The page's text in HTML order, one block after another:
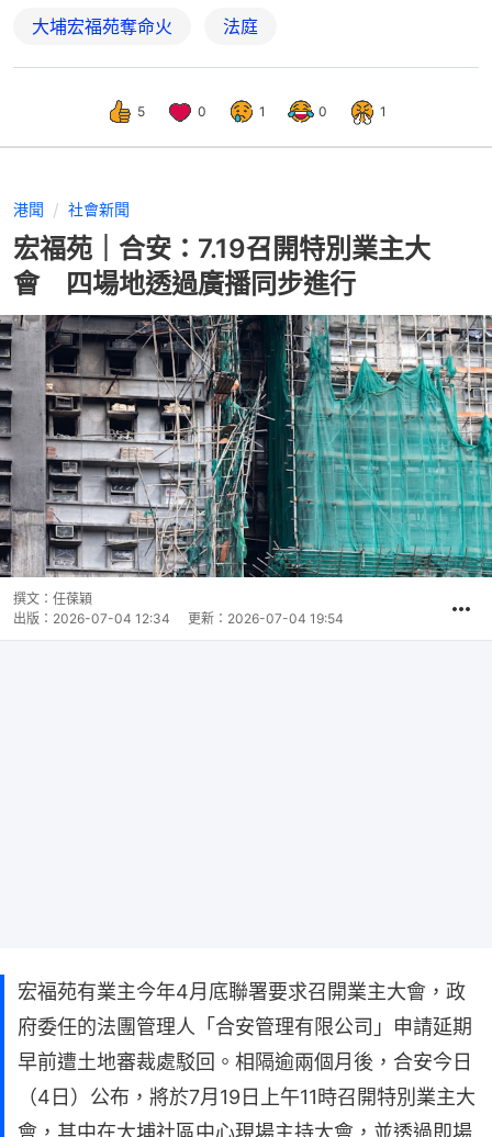
大埔宏福苑奪命火 法庭
5 0 1 0 1
港聞 社會新聞
宏福苑｜合安：7.19召開特別業主大
會 四場地透過廣播同步進行
撰文： 任葆穎
出版： 2026-07-04 12:34 更新： 2026-07-04 19:54
宏福苑有業主今年4月底聯署要求召開業主大會，政
府委任的法團管理人「合安管理有限公司」申請延期
早前遭土地審裁處駁回。相隔逾兩個月後，合安今日
（4日）公布，將於7月19日上午11時召開特別業主大
會，其中在大埔社區中心現場主持大會，並透過即場